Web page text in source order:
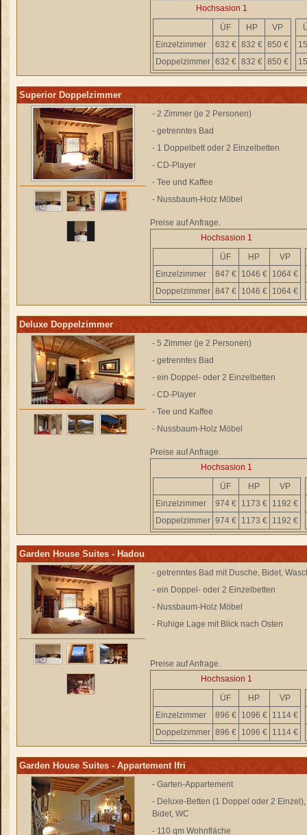
Hochsasion 1
ÜF
HP
VP
Einzelzimmer
632 € 832 € 850 €
Doppelzimmer 632 € 832 € 850 €
Superior Doppelzimmer
- 2 Zimmer (je 2 Personen)
- getrenntes Bad
- 1 Doppelbett oder 2 Einzelbetten
- CD-Player
- Tee und Kaffee
- Nussbaum-Holz Möbel
Preise auf Anfrage.
Hochsasion 1
ÜF
HP
VP
Einzelzimmer
847 € 1046 € 1064 €
Doppelzimmer 847 € 1046 € 1064 €
Deluxe Doppelzimmer
- 5 Zimmer (je 2 Personen)
- getrenntes Bad
- ein Doppel- oder 2 Einzelbetten
- CD-Player
- Tee und Kaffee
- Nussbaum-Holz Möbel
Preise auf Anfrage.
Hochsasion 1
ÜF
HP
VP
Einzelzimmer
974 € 1173 € 1192 €
Doppelzimmer 974 € 1173 € 1192 €
Garden House Suites - Hadou
- getrenntes Bad mit Dusche, Bidet,
- ein Doppel- oder 2 Einzelbetten
- Nussbaum-Holz Möbel
- Ruhige Lage mit Blick nach Osten
Preise auf Anfrage.
Hochsasion 1
ÜF
HP
VP
Einzelzimmer
896 € 1096 € 1114 €
Doppelzimmer 896 € 1096 € 1114 €
Garden House Suites - Appartement Ifri
- Garten-Appartement
- Deluxe-Betten (1 Doppel oder 2
Bidet, WC
- 110 qm Wohnfläche